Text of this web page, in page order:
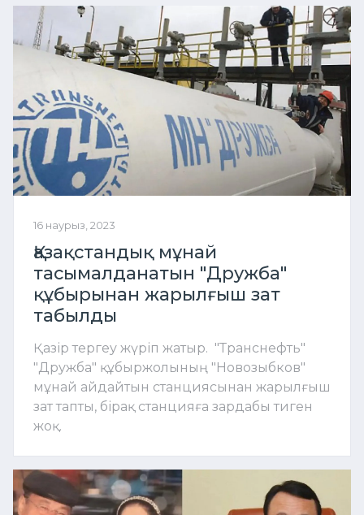
16 наурыз, 2023
Қазақстандық мұнай
тасымалданатын "Дружба"
құбырынан жарылғыш зат
табылды
Қазір тергеу жүріп жатыр. "Транснефть"
"Дружба" құбыржолының "Новозыбков"
мұнай айдайтын станциясынан жарылғыш
зат тапты, бірақ станцияға зардабы тиген
жоқ.